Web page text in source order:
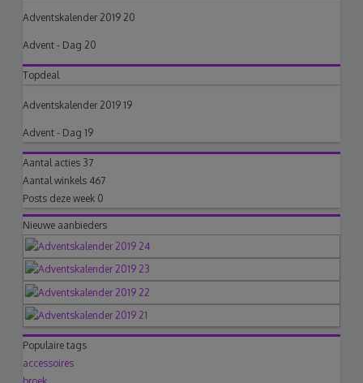
Adventskalender 2019 20
Advent - Dag 20
Topdeal
Adventskalender 2019 19
Advent - Dag 19
Aantal acties 37
Aantal winkels 467
Posts deze week 0
Nieuwe aanbieders
Populaire tags
accessoires